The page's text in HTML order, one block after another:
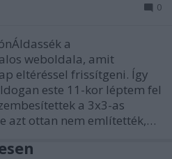
0
a
weboldala, amit
eltéréssel frissítgeni. Így
este 11-kor léptem fel
a 3x3-as
azt ottan nem említették,…